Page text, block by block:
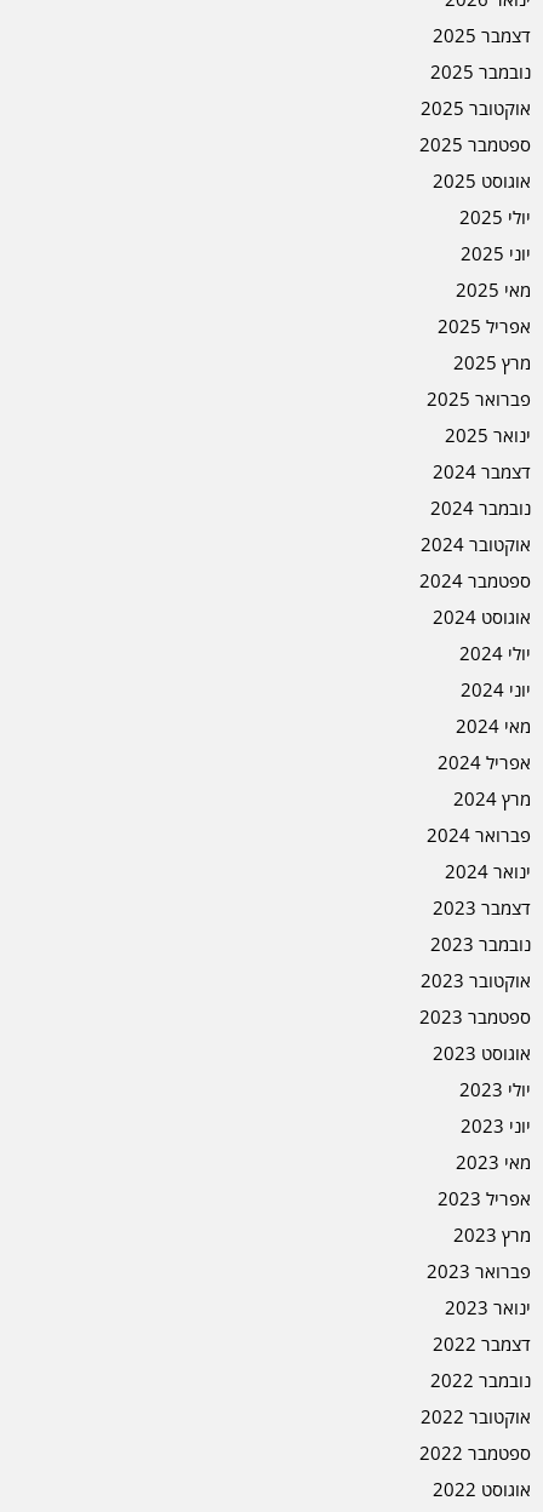
דצמבר 2025
נובמבר 2025
אוקטובר 2025
ספטמבר 2025
אוגוסט 2025
יולי 2025
יוני 2025
מאי 2025
אפריל 2025
מרץ 2025
פברואר 2025
ינואר 2025
דצמבר 2024
נובמבר 2024
אוקטובר 2024
ספטמבר 2024
אוגוסט 2024
יולי 2024
יוני 2024
מאי 2024
אפריל 2024
מרץ 2024
פברואר 2024
ינואר 2024
דצמבר 2023
נובמבר 2023
אוקטובר 2023
ספטמבר 2023
אוגוסט 2023
יולי 2023
יוני 2023
מאי 2023
אפריל 2023
מרץ 2023
פברואר 2023
ינואר 2023
דצמבר 2022
נובמבר 2022
אוקטובר 2022
ספטמבר 2022
אוגוסט 2022